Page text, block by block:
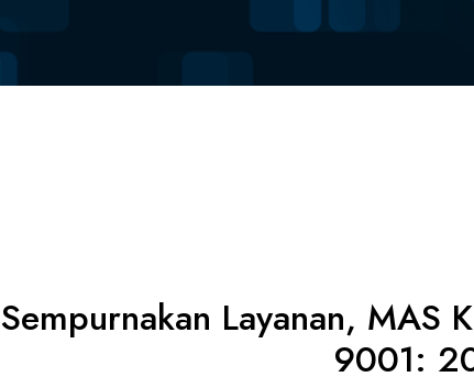
Sempurnakan Layanan, MAS
9001: